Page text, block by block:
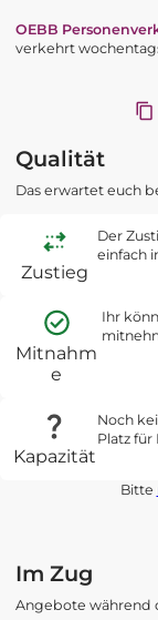
OEBB
verkehrt
Qualität
Das erwartet euch
Zustieg
Der
einfach
Mitnahm
e
Ihr
Kapazität
Noch
Platz für
Bitte
Im Zug
Angebote während